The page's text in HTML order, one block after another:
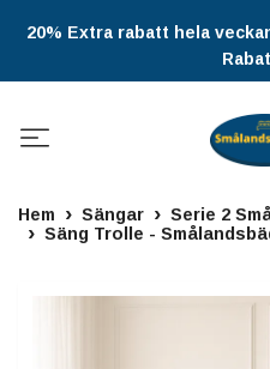
20% Extra rabatt hela
Hem Sängar
Serie 2
Säng Trolle -